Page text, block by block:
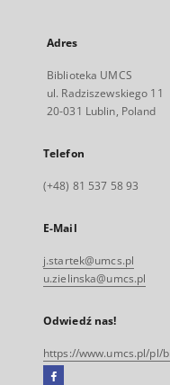
Adres
Biblioteka UMCS
ul. Radziszewskiego 11
20-031 Lublin, Poland
Telefon
(+48) 81 537 58 93
E-Mail
j.startek@umcs.pl
u.zielinska@umcs.pl
Odwiedź nas!
https://www.umcs.pl/pl/
Facebook